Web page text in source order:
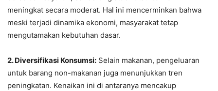
meningkat secara moderat. Hal ini mencerminkan bahwa
meski terjadi dinamika ekonomi, masyarakat tetap
mengutamakan kebutuhan dasar.
2. Diversifikasi Konsumsi: Selain makanan, pengeluaran
untuk barang non-makanan juga menunjukkan tren
peningkatan. Kenaikan ini di antaranya mencakup